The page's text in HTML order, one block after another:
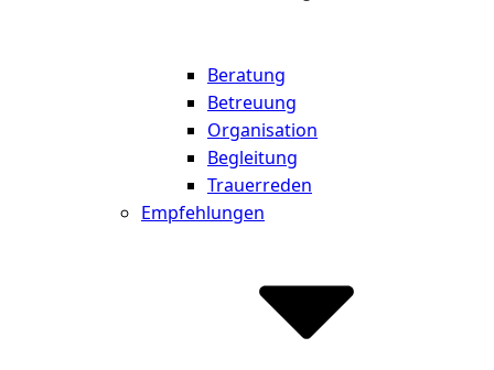
Beratung
Betreuung
Organisation
Begleitung
Trauerreden
Empfehlungen